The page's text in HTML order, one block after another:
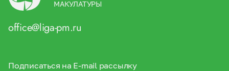
МАКУЛАТУРЫ
office@liga-pm.ru
Подписаться на E-mail рассылку